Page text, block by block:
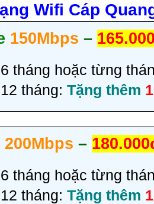
Wifi Cáp
150Mbps –
tháng hoặc từng
tháng: Tặng thêm 1
200Mbps –
tháng hoặc từng
tháng: Tặng thêm 1